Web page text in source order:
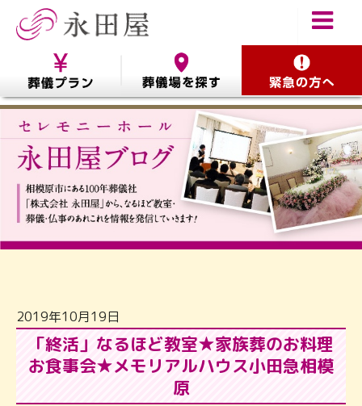
2019年10月19日
「終活」なるほど教室★家族葬のお料理
お食事会★メモリアルハウス小田急相模
原